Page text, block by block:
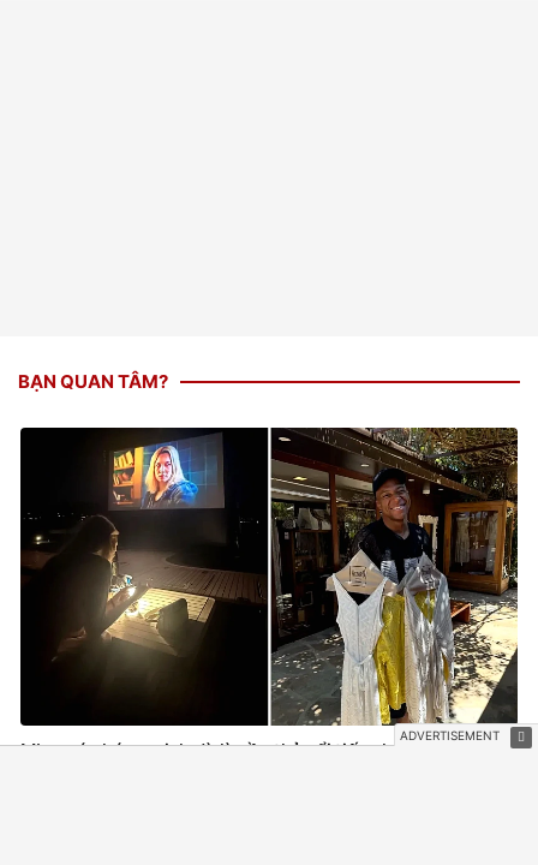
BẠN QUAN TÂM?
Mbappé chứng minh dù là cầu thủ nổi tiếng hàng đầu thế